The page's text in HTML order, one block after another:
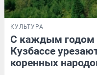
КУЛЬТУРА
С каждым годом
Кузбассе
коренных